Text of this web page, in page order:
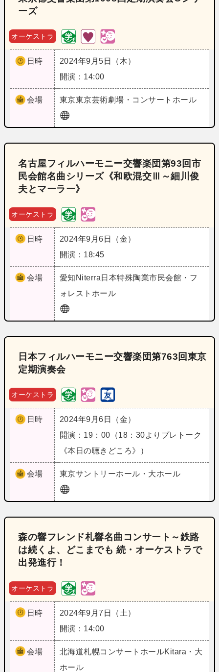
ーズ
オーケストラ
日時
2024年9月5日（木）
開演：14:00
会場 東京東京芸術劇場・コンサートホール
名古屋フィルハーモニー交響楽団第93回市
民会館名曲シリーズ《和欧混交Ⅲ～細川俊
夫とマーラー》
オーケストラ
日時
2024年9月6日（金）
開演：18:45
会場 愛知 Niterra日本特殊陶業市民会館・フ
ォレストホール
日本フィルハーモニー交響楽団第763回東京
定期演奏会
オーケストラ
日時
2024年9月6日（金）
開演：19：00（18：30よりプレトーク
《本日の聴きどころ》）
会場 東京サントリーホール・大ホール
森の響フレンド札響名曲コンサート～鉄路
は続くよ、どこまでも 続・オーケストラで
出発進行！
オーケストラ
日時
2024年9月7日（土）
開演：14:00
会場 北海道札幌コンサートホールKitara・大
ホール